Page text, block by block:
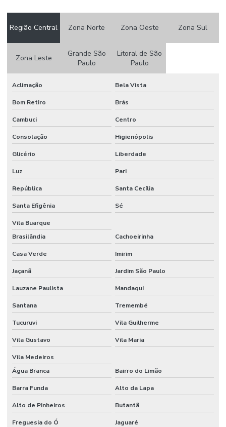
Empresas de stands
Empresas de stands em sp
Estandes para feiras e eventos
Fabricante de peças com router cnc
Gravação com router cnc
Locação de estandes para eventos
Locação de estandes para eventos
Locação de stand para eventos
Locação de stand de exibição para eventos
Locação de stand para feiras
Locação de stand para shopping
Locação de stand de vendas
Locação de stands
Locação de stands sp
Maquina de cortar pvc expandido
Montadora de estandes sp
Montadora de stands
Montadora de stands para feiras
Montadoras de stands para eventos
Montadoras de stands em são paulo
Região Central Zona Norte Zona Oeste Zona Sul
Zona Leste
Grande São
Paulo
Litoral de São
Paulo
Aclimação Bela Vista
Bom Retiro Brás
Cambuci Centro
Consolação Higienópolis
Glicério Liberdade
Luz Pari
República Santa Cecília
Santa Efigênia Sé
Vila Buarque
Brasilândia
Cachoeirinha
Casa Verde Imirim
Jaçanã Jardim São Paulo
Lauzane Paulista Mandaqui
Santana Tremembé
Tucuruvi Vila Guilherme
Vila Gustavo Vila Maria
Vila Medeiros
Água Branca
Bairro do Limão
Barra Funda Alto da Lapa
Alto de Pinheiros Butantã
Freguesia do Ó Jaguaré